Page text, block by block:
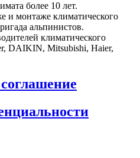
более 10 лет.
и монтаже климатического
альпинистов.
климатического
DAIKIN, Mitsubishi, Haier,